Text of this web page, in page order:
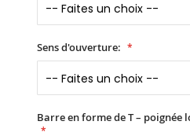
Sens d'ouverture:
Barre en forme de T –